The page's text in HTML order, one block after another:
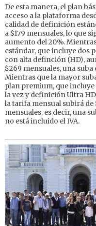
De esta manera, el plan
acceso a la plataforma
calidad de definición
a $179 mensuales, lo que
aumento del 20%.
estándar, que incluye dos
con alta definción (HD),
$269 mensuales, una suba
Mientras que la mayor
plan premium, que
la vez y definición Ultra
la tarifa mensual subirá de
mensuales, es decir, una
no está incluido el IVA.